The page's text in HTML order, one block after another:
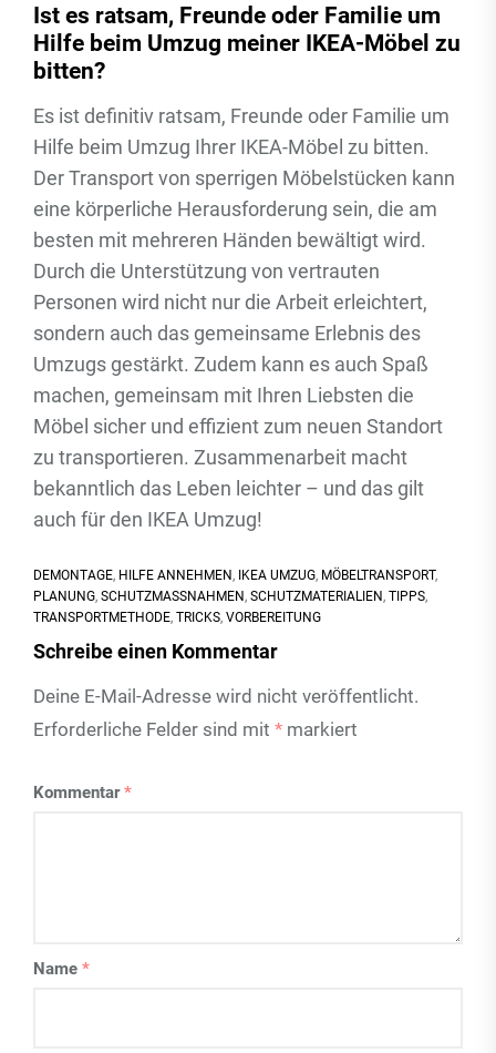
Ist es ratsam, Freunde oder Familie um
Hilfe beim Umzug meiner IKEA-Möbel zu
bitten?
Es ist definitiv ratsam, Freunde oder Familie um
Hilfe beim Umzug Ihrer IKEA-Möbel zu bitten.
Der Transport von sperrigen Möbelstücken kann
eine körperliche Herausforderung sein, die am
besten mit mehreren Händen bewältigt wird.
Durch die Unterstützung von vertrauten
Personen wird nicht nur die Arbeit erleichtert,
sondern auch das gemeinsame Erlebnis des
Umzugs gestärkt. Zudem kann es auch Spaß
machen, gemeinsam mit Ihren Liebsten die
Möbel sicher und effizient zum neuen Standort
zu transportieren. Zusammenarbeit macht
bekanntlich das Leben leichter – und das gilt
auch für den IKEA Umzug!
DEMONTAGE, HILFE ANNEHMEN, IKEA UMZUG, MÖBELTRANSPORT,
PLANUNG, SCHUTZMASSNAHMEN , SCHUTZMATERIALIEN, TIPPS,
TRANSPORTMETHODE, TRICKS, VORBEREITUNG
Schreibe einen Kommentar
Deine E-Mail-Adresse wird nicht veröffentlicht.
Erforderliche Felder sind mit * markiert
Kommentar*
Name *